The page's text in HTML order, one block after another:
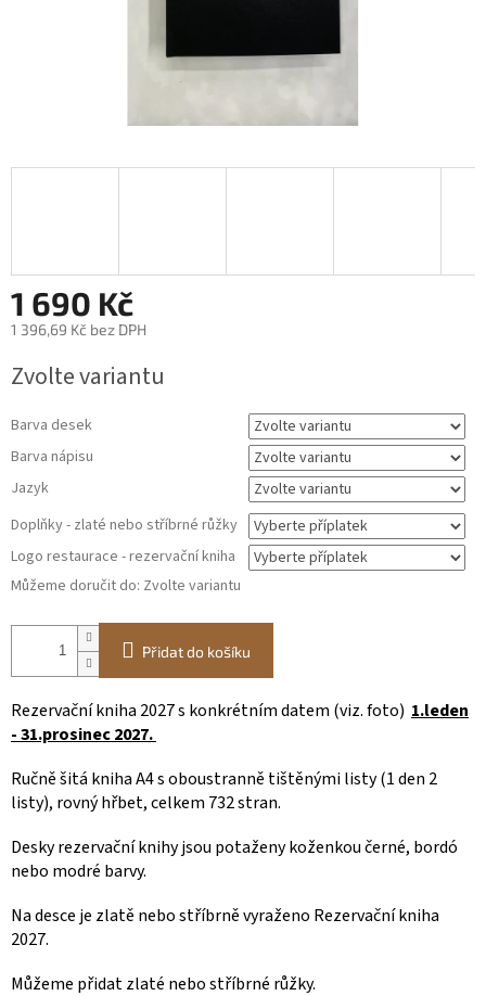
1 690 Kč
1 396,69 Kč bez DPH
cena:
Zvolte variantu
Barva desek
Barva nápisu
Jazyk
Doplňky - zlaté nebo stříbrné růžky
Logo restaurace - rezervační kniha
Můžeme doručit do: Zvolte variantu
Přidat do košíku
Rezervační kniha 2027 s konkrétním datem (viz. foto) 1.leden
- 31.prosinec 2027.
Ručně šitá kniha A4 s oboustranně tištěnými listy (1 den 2
listy), rovný hřbet, celkem 732 stran.
Desky rezervační knihy jsou potaženy koženkou černé, bordó
nebo modré barvy.
Na desce je zlatě nebo stříbrně vyraženo Rezervační kniha
2027.
Můžeme přidat zlaté nebo stříbrné růžky.